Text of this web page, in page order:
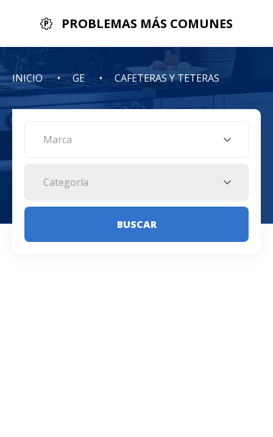
PROBLEMAS MÁS COMUNES
INICIO GE CAFETERAS Y TETERAS
Marca
Categoría
BUSCAR